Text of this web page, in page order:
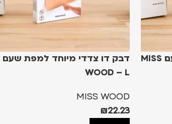
דבק דו צדדי מיוחד למפת שעם MISS
WOOD – L
MISS WOOD
₪22.23